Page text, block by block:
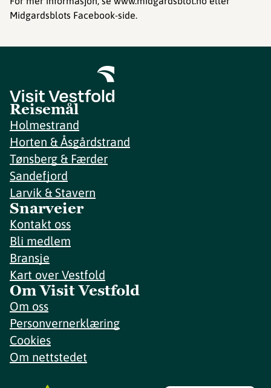
Midgardsblots Facebook-side.
Reisemål
Holmestrand
Horten & Åsgårdstrand
Tønsberg & Færder
Sandefjord
Larvik & Stavern
Snarveier
Kontakt oss
Bli medlem
Bransje
Kart over Vestfold
Om Visit Vestfold
Om oss
Personvernerklæring
Cookies
Om nettstedet